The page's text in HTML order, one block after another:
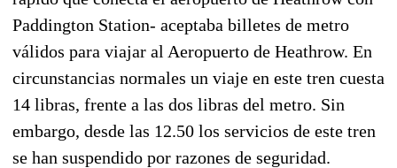
Paddington Station- aceptaba billetes de metro
válidos para viajar al Aeropuerto de Heathrow. En
circunstancias normales un viaje en este tren cuesta
14 libras, frente a las dos libras del metro. Sin
embargo, desde las 12.50 los servicios de este tren
se han suspendido por razones de seguridad.